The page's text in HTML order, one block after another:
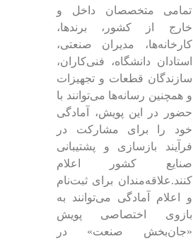
تمامی متخصصان داخل و
خارج از کشور، برندها،
کارخانه‌ها، مدیران صنعتی،
استادان دانشگاه، فنی‌کاران،
سازندگان قطعات و تجهیزات
و همچنین رسانه‌ها می‌توانند با
حضور در این پویش، آمادگی
خود را برای مشارکت در
فرآیند بازسازی و پشتیبانی
صنایع کشور اعلام
کنند.علاقه‌مندان برای ثبت‌نام
و اعلام آمادگی می‌توانند به
بازوی اختصاصی پویش
«جان‌بخش صنعت» در